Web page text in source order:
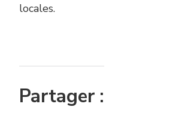
locales.
Partager :